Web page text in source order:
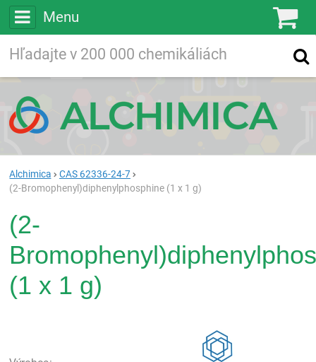
Menu
Vyhľadávanie
Alchimica
CAS 62336-24-7
(2-Bromophenyl)diphenylphosphine (1 x 1 g)
(2-
(1 x 1 g)